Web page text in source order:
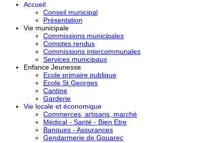
Accueil
Conseil municipal
Présentation
Vie municipale
Commissions municipales
Comptes rendus
Commissions intercommunales
Services municipaux
Enfance Jeunesse
Ecole primaire publique
Ecole St Georges
Cantine
Garderie
Vie locale et économique
Commerces, artisans, marché
Médical - Santé - Bien Etre
Banques - Assurances
Gendarmerie de Gouarec